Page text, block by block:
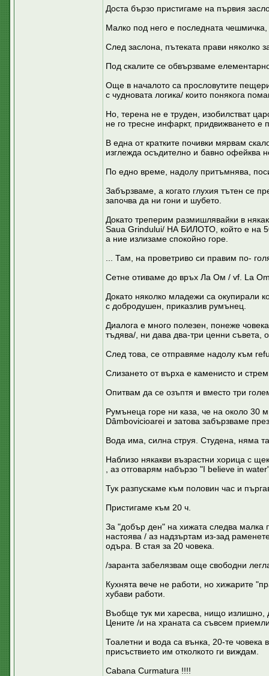
Доста бързо пристигаме на първия
Малко под него е последната
След заслона, пътеката прави няколко
Под скалите се обвързваме
Още в началото са прословутите
с чудновата логика/ които понякога
Но, терена не е труден, изобилстват
не го тресне инфаркт, придвижването е
В една от кратките почивки мярвам
изглежда осъдително и бавно офейква
По едно време, надолу притъмнява,
Забързваме, а когато глухия тътен се
започва да ни гони и шубето.
Докато треперим размишлявайки в
Saua Grindului/ НА БИЛОТО, който е на
а ние излизаме спокойно горе.
... Там, на проветриво си правим по-
Сетне отиваме до връх Ла Ом / vf. La
Докато няколко младежи са окупирали
с добродушен, приказлив румънец.
Диалога е много полезен, понеже
тъдява/, ни дава два-три ценни съвета,
След това, се отправяме надолу към
Слизането от върха е каменисто и
Опитвам да се озъптя и вместо три
Румънеца горе ни каза, че на около 30
Dâmbovicioarei и затова забързваме
Вода има, силна струя. Студена, няма
Наблизо някакви възрастни хорица с
, аз отговарям набързо "I believe in
Тук разпускаме към половин час и
Пристигаме към 20 ч.
За "добър ден" на хижата следва малка
настоява / аз надзъртам из-зад
одъра. В стая за 20 човека.
/заранта забелязвам още свободни
Кухнята вече не работи, но хижарите
хубави работи.
Въобще тук ми харесва, нищо излишно,
Цените /и на храната са съвсем
Тоалетни и вода са вънка, 20-те човека
присъствието им отколкото ги виждам.
Cabana Curmatura !!!!